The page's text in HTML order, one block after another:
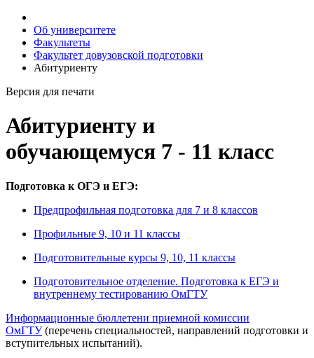
Об университете
Факультеты
Факультет довузовской подготовки
Абитуриенту
Версия для печати
Абитуриенту и
обучающемуся 7 - 11 класс
Подготовка к ОГЭ и ЕГЭ:
Предпрофильная подготовка для 7 и 8 классов
Профильные 9, 10 и 11 классы
Подготовительные курсы 9, 10, 11 классы
Подготовительное отделение. Подготовка к ЕГЭ и
внутреннему тестированию ОмГТУ
Информационные бюллетени приемной комиссии
ОмГТУ (перечень специальностей, направлений подготовки и
вступительных испытаний).